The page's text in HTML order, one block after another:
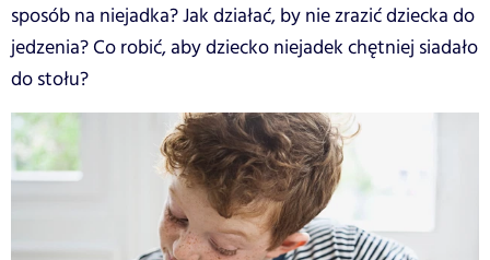
sposób na niejadka? Jak działać, by nie zrazić dziecka do
jedzenia? Co robić, aby dziecko niejadek chętniej siadało
do stołu?